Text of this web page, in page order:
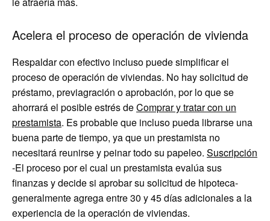
Acelera el proceso de operación de vivienda
Respaldar con efectivo incluso puede simplificar el
proceso de operación de viviendas. No hay solicitud de
préstamo, previagración o aprobación, por lo que se
ahorrará el posible estrés deComprar y tratar con un
prestamista. Es probable que incluso pueda librarse una
buena parte de tiempo, ya que un prestamista no
necesitará reunirse y peinar todo su papeleo. Suscripción
-El proceso por el cual un prestamista evalúa sus
finanzas y decide si aprobar su solicitud de hipoteca-
generalmente agrega entre 30 y 45 días adicionales a la
experiencia de la operación de viviendas.